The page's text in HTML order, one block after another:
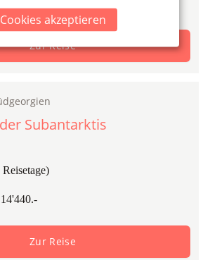
Zur Reise
Subantarktis
Zur Reise
Cookies akzeptieren